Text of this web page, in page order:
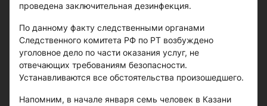
проведена заключительная дезинфекция.
По данному факту следственными органами
Следственного комитета РФ по РТ возбуждено
уголовное дело по части оказания услуг, не
отвечающих требованиям безопасности.
Устанавливаются все обстоятельства произошедшего.
Напомним, в начале января семь человек в Казани